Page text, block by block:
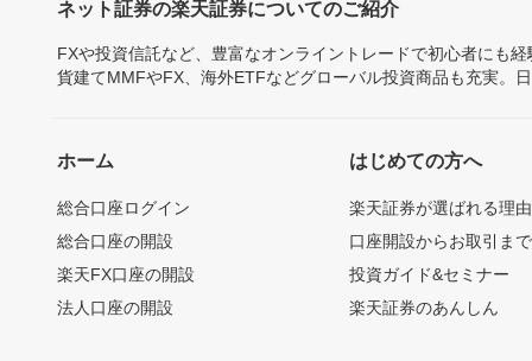
ネット証券の楽天証券についてのご紹介
FXや投資信託など、豊富なオンライントレードで初心者にも
貨建てMMFやFX、海外ETFなどグローバル投資商品も充実。
ホーム
総合口座ログイン
総合口座の開設
楽天FX口座の開設
法人口座の開設
はじめての方へ
楽天証券が選ばれる理由
口座開設からお取引ま
投資ガイド&セミナー
楽天証券のあんしん